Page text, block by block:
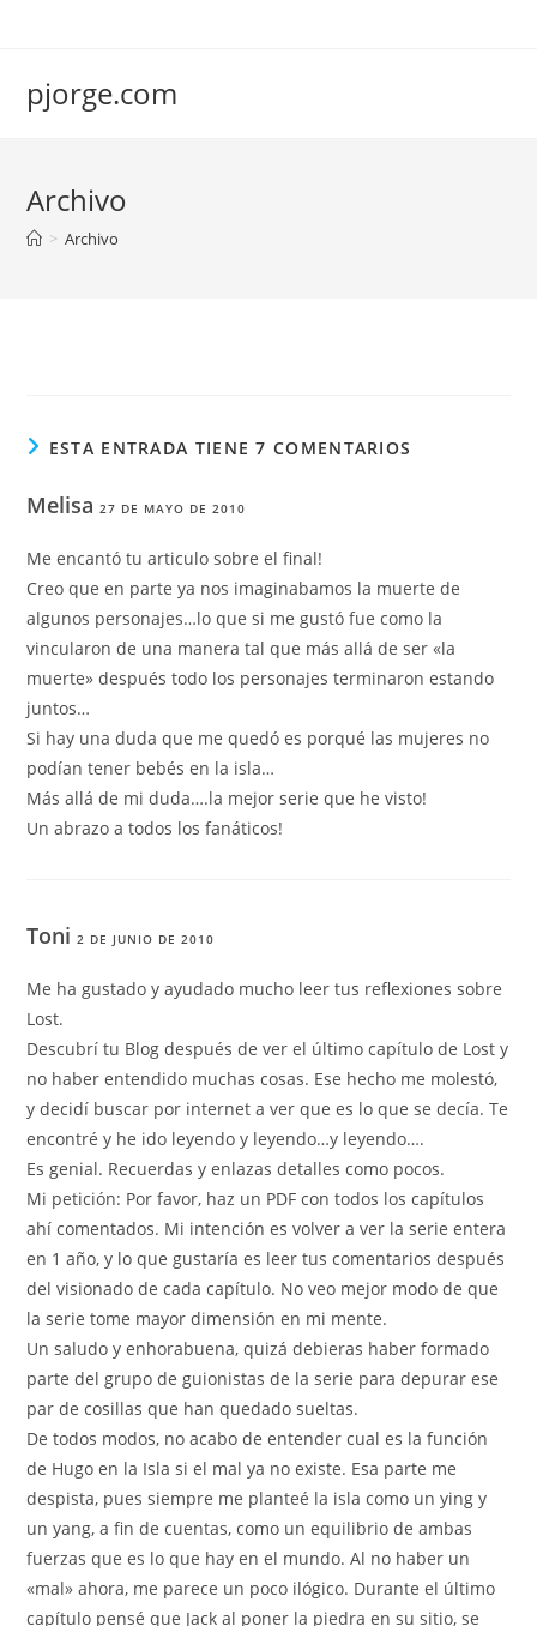
pjorge.com
Archivo
> Archivo
ESTA ENTRADA TIENE 7 COMENTARIOS
Melisa27 DE MAYO DE 2010
Me encantó tu articulo sobre el final!
Creo que en parte ya nos imaginabamos la muerte de
algunos personajes…lo que si me gustó fue como la
vincularon de una manera tal que más allá de ser «la
muerte» después todo los personajes terminaron estando
juntos…
Si hay una duda que me quedó es porqué las mujeres no
podían tener bebés en la isla…
Más allá de mi duda….la mejor serie que he visto!
Un abrazo a todos los fanáticos!
Toni2 DE JUNIO DE 2010
Me ha gustado y ayudado mucho leer tus reflexiones sobre
Lost.
Descubrí tu Blog después de ver el último capítulo de Lost y
no haber entendido muchas cosas. Ese hecho me molestó,
y decidí buscar por internet a ver que es lo que se decía. Te
encontré y he ido leyendo y leyendo…y leyendo….
Es genial. Recuerdas y enlazas detalles como pocos.
Mi petición: Por favor, haz un PDF con todos los capítulos
ahí comentados. Mi intención es volver a ver la serie entera
en 1 año, y lo que gustaría es leer tus comentarios después
del visionado de cada capítulo. No veo mejor modo de que
la serie tome mayor dimensión en mi mente.
Un saludo y enhorabuena, quizá debieras haber formado
parte del grupo de guionistas de la serie para depurar ese
par de cosillas que han quedado sueltas.
De todos modos, no acabo de entender cual es la función
de Hugo en la Isla si el mal ya no existe. Esa parte me
despista, pues siempre me planteé la isla como un ying y
un yang, a fin de cuentas, como un equilibrio de ambas
fuerzas que es lo que hay en el mundo. Al no haber un
«mal» ahora, me parece un poco ilógico. Durante el último
capítulo pensé que Jack al poner la piedra en su sitio, se